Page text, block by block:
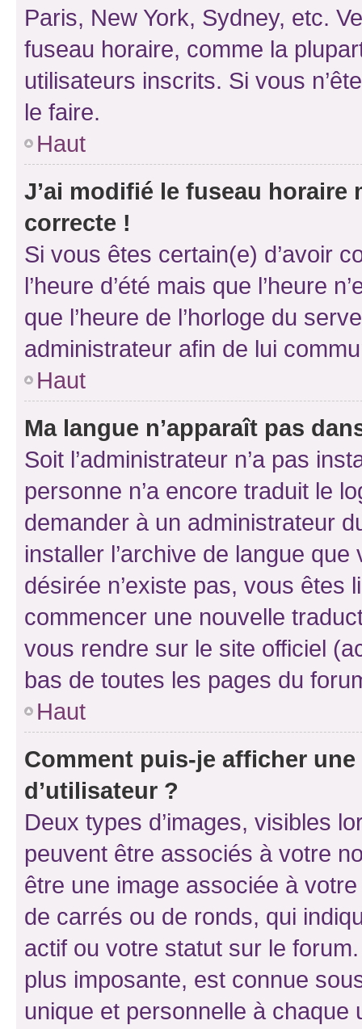
Paris, New York, Sydney, etc.
fuseau horaire, comme la
utilisateurs inscrits. Si vous
le faire.
Haut
J’ai modifié le fuseau horaire
correcte !
Si vous êtes certain(e) d’avoir
l’heure d’été mais que l’heure
que l’heure de l’horloge du
administrateur afin de lui
Haut
Ma langue n’apparaît pas
Soit l’administrateur n’a pas
personne n’a encore traduit le
demander à un administrateur
installer l’archive de langue
désirée n’existe pas, vous êtes
commencer une nouvelle
vous rendre sur le site officiel
bas de toutes les pages du
Haut
Comment puis-je afficher
d’utilisateur ?
Deux types d’images, visibles
peuvent être associés à votre
être une image associée à
de carrés ou de ronds, qui
actif ou votre statut sur le
plus imposante, est connue
unique et personnelle à chaque